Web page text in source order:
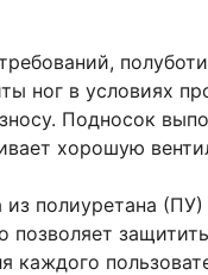
ног в условиях
Подносок
хорошую
полиуретана
позволяет
каждого